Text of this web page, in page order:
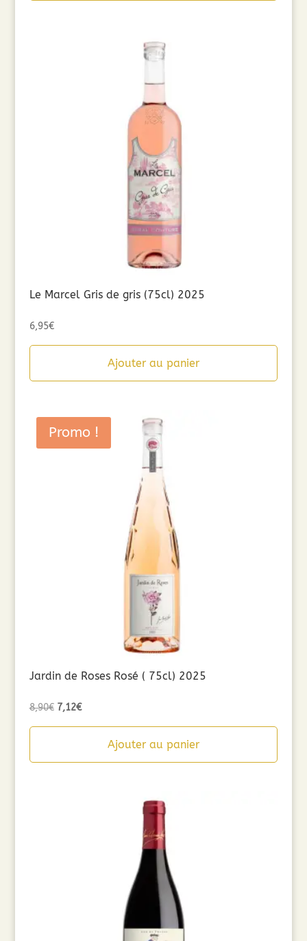
Le Marcel Gris de gris (75cl) 2025
6,95€
Ajouter au panier
Promo !
Jardin de Roses Rosé ( 75cl) 2025
8,90€ Le
7,12€Le
Ajouter au panier